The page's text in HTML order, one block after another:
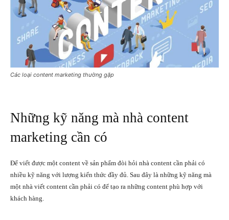
Các loại content marketing thường gặp
Những kỹ năng mà nhà content
marketing cần có
Để viết được một content về sản phẩm đòi hỏi nhà content cần phải có
nhiều kỹ năng với lượng kiến thức đầy đủ. Sau đây là những kỹ năng mà
một nhà viết content cần phải có để tạo ra những content phù hợp với
khách hàng.